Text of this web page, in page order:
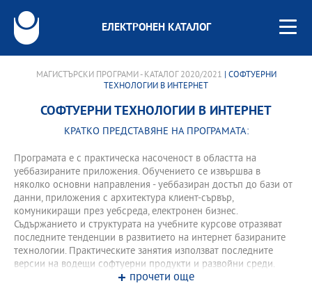
ЕЛЕКТРОНЕН КАТАЛОГ
МАГИСТЪРСКИ ПРОГРАМИ - КАТАЛОГ 2020/2021 | СОФТУЕРНИ
ТЕХНОЛОГИИ В ИНТЕРНЕТ
СОФТУЕРНИ ТЕХНОЛОГИИ В ИНТЕРНЕТ
КРАТКО ПРЕДСТАВЯНЕ НА ПРОГРАМАТА:
Програмата е с практическа насоченост в областта на
уеббазираните приложения. Обучението се извършва в
няколко основни направления - уеббазиран достъп до бази от
данни, приложения с архитектура клиент-сървър,
комуникиращи през уебсреда, електронен бизнес.
Съдържанието и структурата на учебните курсове отразяват
последните тенденции в развитието на интернет базираните
технологии. Практическите занятия използват последните
версии на водещи софтуерни продукти и развойни среди.
Програмата се ползва със специалната подкрепа на
прочети още